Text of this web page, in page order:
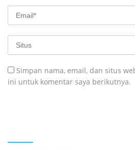
Simpan nama, email, dan situs
ini untuk komentar saya berikutnya.